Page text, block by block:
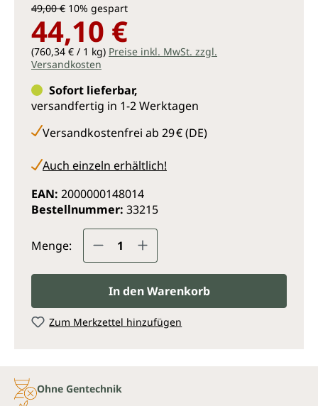
49,00 € 10% gespart
44,10 €
(760,34 € / 1 kg) Preise inkl. MwSt. zzgl.
Versandkosten
Sofort lieferbar,
versandfertig in 1-2 Werktagen
Versandkostenfrei ab 29 € (DE)
Auch einzeln erhältlich!
EAN: 2000000148014
Bestellnummer: 33215
Menge: Produkt Anzahl: Gib den
In den Warenkorb
Zum Merkzettel hinzufügen
Ohne Gentechnik